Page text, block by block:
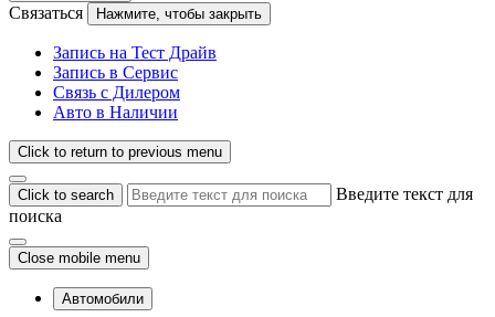
Связаться Нажмите, чтобы закрыть
Запись на Тест Драйв
Запись в Сервис
Связь с Дилером
Авто в Наличии
Click to return to previous menu
Click to search
Введите текст для
поиска
Close mobile menu
Автомобили